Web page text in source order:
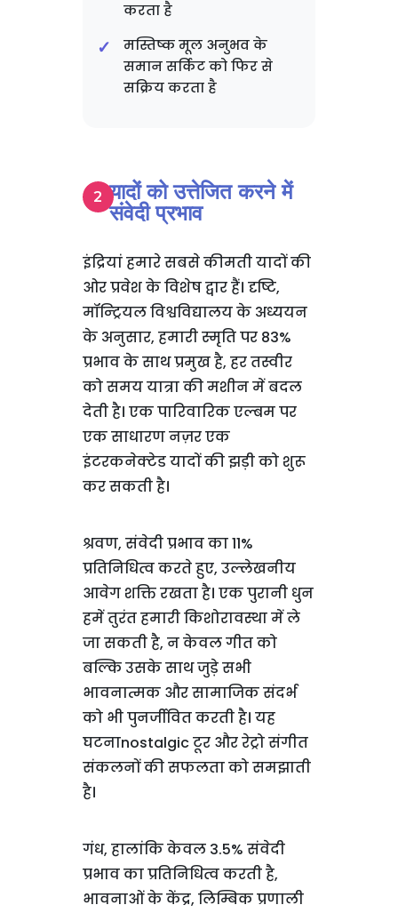
करता है
मस्तिष्क मूल अनुभव के
समान सर्किट को फिर से
सक्रिय करता है
यादों को उत्तेजित करने में
संवेदी प्रभाव
इंद्रियां हमारे सबसे कीमती यादों की
ओर प्रवेश के विशेष द्वार हैं। दृष्टि,
मॉन्ट्रियल विश्वविद्यालय के अध्ययन
के अनुसार, हमारी स्मृति पर 83%
प्रभाव के साथ प्रमुख है, हर तस्वीर
को समय यात्रा की मशीन में बदल
देती है। एक पारिवारिक एल्बम पर
एक साधारण नज़र एक
इंटरकनेक्टेड यादों की झड़ी को शुरू
कर सकती है।
श्रवण, संवेदी प्रभाव का 11%
प्रतिनिधित्व करते हुए, उल्लेखनीय
आवेग शक्ति रखता है। एक पुरानी धुन
हमें तुरंत हमारी किशोरावस्था में ले
जा सकती है, न केवल गीत को
बल्कि उसके साथ जुड़े सभी
भावनात्मक और सामाजिक संदर्भ
को भी पुनर्जीवित करती है। यह
घटनाnostalgic टूर और रेट्रो संगीत
संकलनों की सफलता को समझाती
है।
गंध, हालांकि केवल 3.5% संवेदी
प्रभाव का प्रतिनिधित्व करती है,
भावनाओं के केंद्र, लिम्बिक प्रणाली